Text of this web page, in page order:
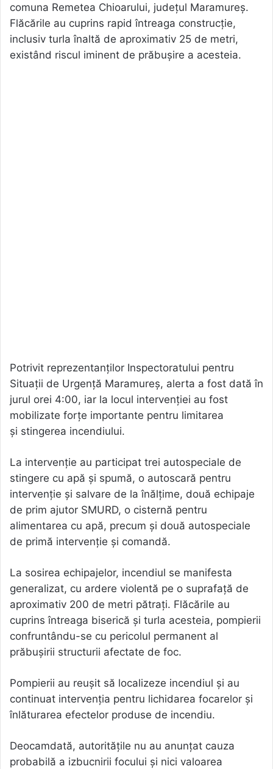
comuna Remetea Chioarului, județul Maramureș.
Flăcările au cuprins rapid întreaga construcție,
inclusiv turla înaltă de aproximativ 25 de metri,
existând riscul iminent de prăbușire a acesteia.
Potrivit reprezentanților Inspectoratului pentru
Situații de Urgență Maramureș, alerta a fost dată în
jurul orei 4:00, iar la locul intervenției au fost
mobilizate forțe importante pentru limitarea
și stingerea incendiului.
La intervenție au participat trei autospeciale de
stingere cu apă și spumă, o autoscară pentru
intervenție și salvare de la înălțime, două echipaje
de prim ajutor SMURD, o cisternă pentru
alimentarea cu apă, precum și două autospeciale
de primă intervenție și comandă.
La sosirea echipajelor, incendiul se manifesta
generalizat, cu ardere violentă pe o suprafață de
aproximativ 200 de metri pătrați. Flăcările au
cuprins întreaga biserică și turla acesteia, pompierii
confruntându-se cu pericolul permanent al
prăbușirii structurii afectate de foc.
Pompierii au reușit să localizeze incendiul și au
continuat intervenția pentru lichidarea focarelor și
înlăturarea efectelor produse de incendiu.
Deocamdată, autoritățile nu au anunțat cauza
probabilă a izbucnirii focului și nici valoarea